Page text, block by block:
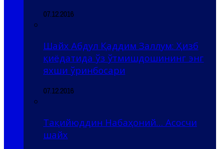
07.12.2016
Шайх Абдул Қаддим Заллум: Ҳизб
қиёдатида ўз ўтмишдошининг энг
яхши ўринбосари
07.12.2016
Тақийюддин Набаҳоний… Асосчи
шайх